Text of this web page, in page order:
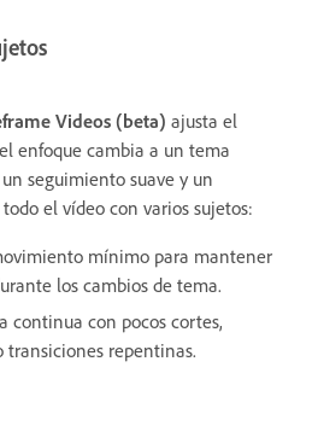
Videos (beta) ajusta el
enfoque cambia a un tema
seguimiento suave y un
el vídeo con varios sujetos:
mínimo para mantener
los cambios de tema.
continua con pocos cortes,
transiciones repentinas.